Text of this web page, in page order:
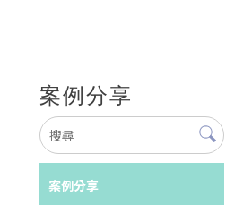
案例分享
案例分享